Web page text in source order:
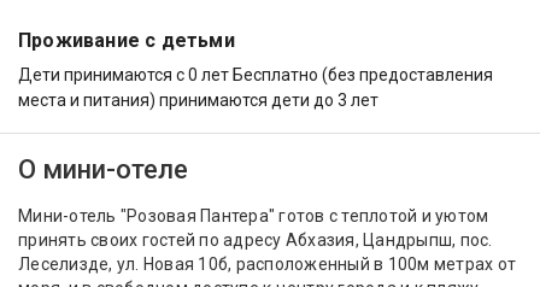
Проживание с детьми
Дети принимаются с 0 лет Бесплатно (без предоставления
места и питания) принимаются дети до 3 лет
О мини-отеле
Мини-отель "Розовая Пантера" готов с теплотой и уютом
принять своих гостей по адресу Абхазия, Цандрыпш, пос.
Леселизде, ул. Новая 10б, расположенный в 100м метрах от